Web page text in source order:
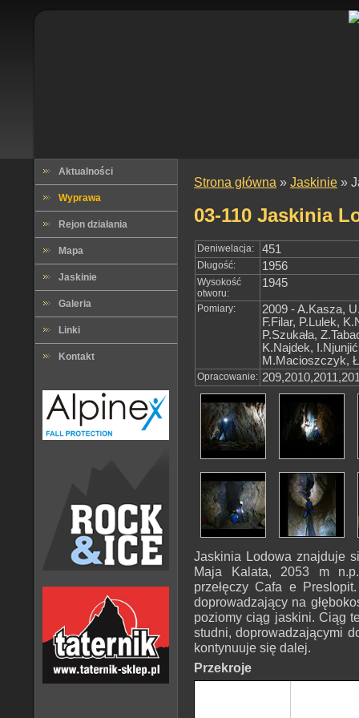
Aktualności
Wyprawa
Rejon działania
Mapa
Jaskinie
Galeria
Linki
Kontakt
Strona główna » Jaskinie »
03-110 Jaskinia
Deniwelacja: 451
Długość: 1956
Wysokość
otworu:
1945
Pomiary:
2009 - A.Kasza,
F.Filar, P.Lulek,
P.Szukała,
K.Najdek,
M.Macioszczyk,
Opracowanie:
Jaskinia Lodowa znajduje
Maja Kalata, 2053 m
przełęczy Cafa e
doprowadzający na
poziomy ciąg jaskini. Ciąg
studni, doprowadzającymi
kontynuuje się dalej.
Przekroje